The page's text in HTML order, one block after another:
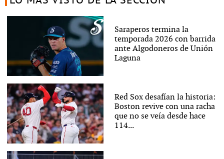
Saraperos termina la
temporada 2026 con barrida
ante Algodoneros de Unión
Laguna
Red Sox desafían la historia:
Boston revive con una racha
que no se veía desde hace
114...